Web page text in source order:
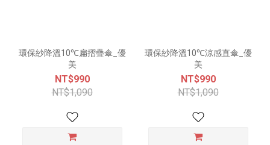
環保紗降溫10℃扁摺疊傘_優
美
NT$990
NT$1,090
環保紗降溫10℃涼感直傘_優
美
NT$990
NT$1,090